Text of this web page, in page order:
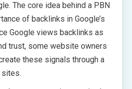
The core idea behind a PBN
of backlinks in Google’s
Google views backlinks as
trust, some website owners
these signals through a